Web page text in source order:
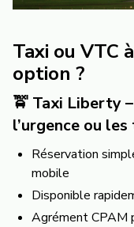
Taxi ou VTC
option ?
🚖 Taxi Liberty
l’urgence ou
Réservation
mobile
Disponible
Agrément CPAM